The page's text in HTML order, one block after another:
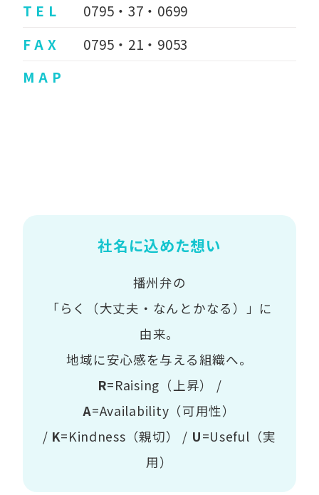
T E L
0795・37・0699
F A X
0795・21・9053
M A P
社名に込めた想い
播州弁の
「らく（大丈夫・なんとかなる）」に
由来。
地域に安心感を与える組織へ。
R=Raising（上昇） /
A=Availability（可用性）
/ K=Kindness（親切） / U=Useful（実
用）